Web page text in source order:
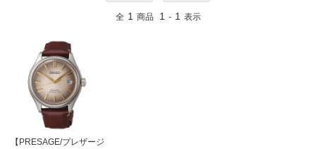
全 1 商品 1 - 1 表示
【PRESAGE/プレザージ